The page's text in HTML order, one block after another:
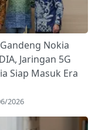
Nokia
Jaringan 5G
Siap Masuk Era
2026